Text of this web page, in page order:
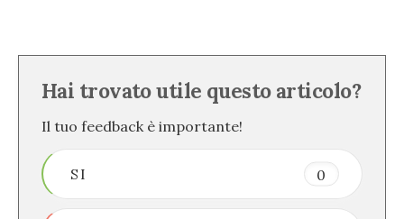
Hai trovato utile questo articolo?
Il tuo feedback è importante!
SI 0